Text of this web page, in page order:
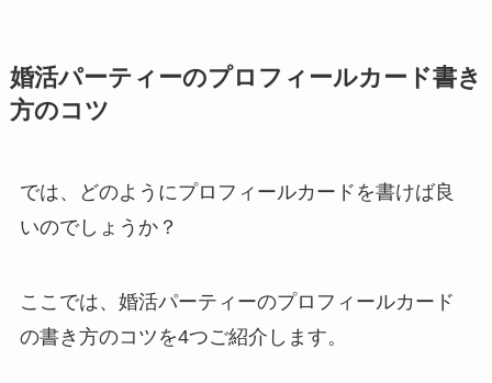
婚活パーティーのプロフィールカード書き
方のコツ
では、どのようにプロフィールカードを書けば良
いのでしょうか？
ここでは、婚活パーティーのプロフィールカード
の書き方のコツを4つご紹介します。